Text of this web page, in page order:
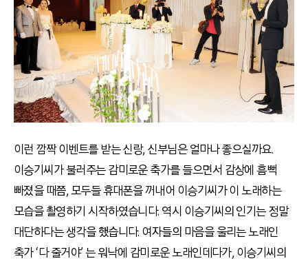
이런 깜짝 이벤트를 받는 신랑, 신부님은 얼마나 좋으실까요.
이승기씨가 불러주는 감미로운 축가를 들으면서 감상에 흠뻑
빠졌을 때쯤, 모두들 휴대폰을 꺼내어 이승기씨가 이 노래하는
모습을 촬영하기 시작하였습니다. 역시 이승기씨의 인기는 정말
대단하다는 생각을 했습니다. 여자들의 마음을 울리는 노래인
축가 ‘다 줄거야’ 는 워낙에 감미로운 노래인데다가, 이승기씨의